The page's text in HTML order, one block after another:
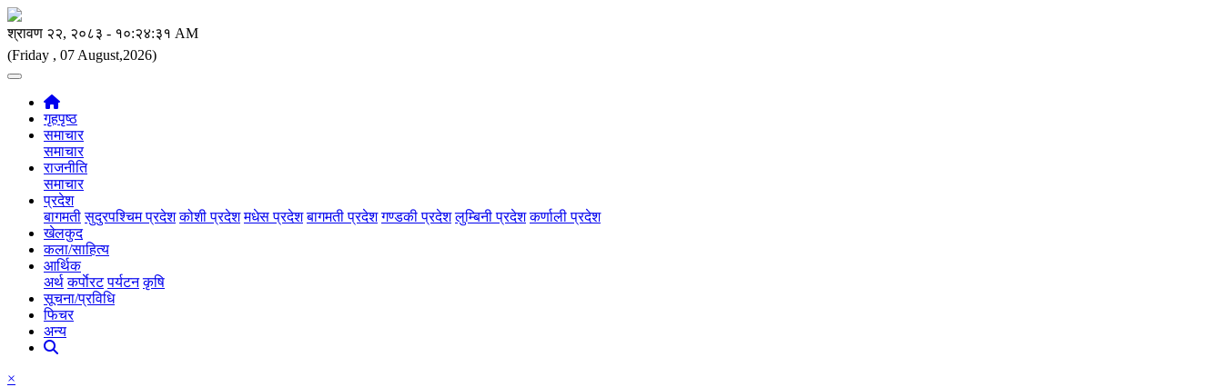
(Friday , 07 August,2026)
गृहपृष्ठ
समाचार
समाचार
राजनीति
समाचार
प्रदेश
बागमती सुदुरपश्चिम प्रदेश कोशी प्रदेश मधेस प्रदेश बागमती प्रदेश गण्डकी प्रदेश लुम्बिनी प्रदेश कर्णाली प्रदेश
खेलकुद
कला/साहित्य
आर्थिक
अर्थ कर्पाेरट पर्यटन कृषि
सूचना/प्रविधि
फिचर
अन्य
×